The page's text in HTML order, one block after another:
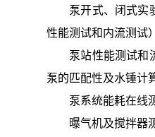
泵开式、闭式实
性能测试和内流测试）
泵站性能测试和
泵的匹配性及水锤计
泵系统能耗在线
曝气机及搅拌器